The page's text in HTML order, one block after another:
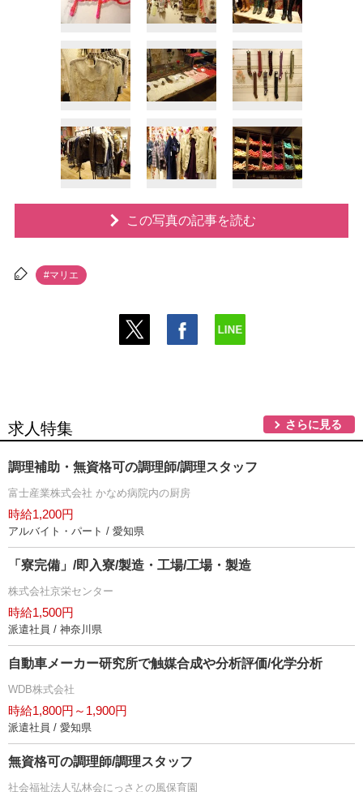
この写真の記事を読む
#マリエ
求人特集 さらに見る
調理補助・無資格可の調理師/調理スタッフ
富士産業株式会社 かなめ病院内の厨房
時給1,200円
アルバイト・パート / 愛知県
「寮完備」/即入寮/製造・工場/工場・製造
株式会社京栄センター
時給1,500円
派遣社員 / 神奈川県
自動車メーカー研究所で触媒合成や分析評価/化学分析
WDB株式会社
時給1,800円～1,900円
派遣社員 / 愛知県
無資格可の調理師/調理スタッフ
社会福祉法人弘林会にっさとの風保育園